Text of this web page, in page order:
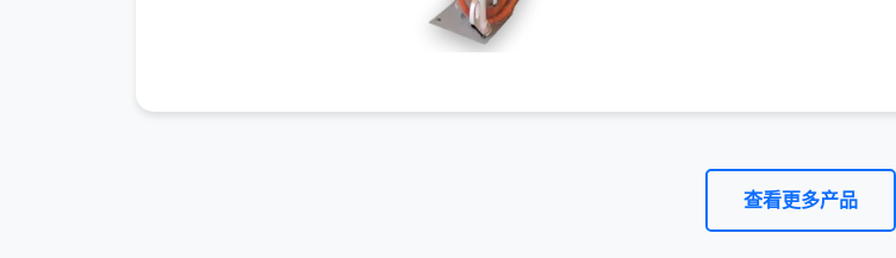
查看更多产品